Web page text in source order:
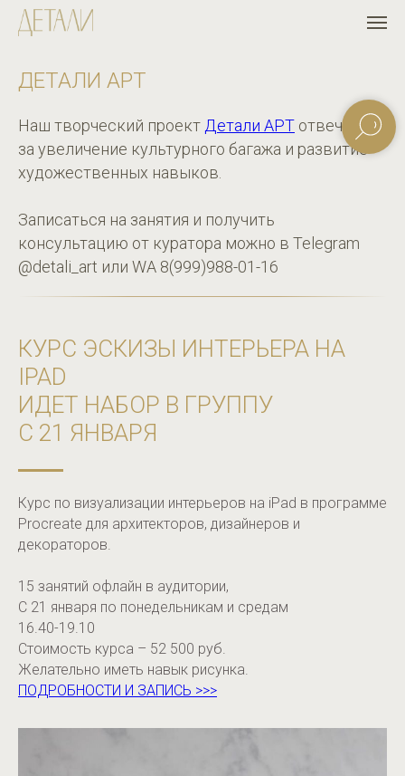
ДЕТАЛИ АРТ
Наш творческий проект Детали АРТ отвечает
за увеличение культурного багажа и развитие
художественных навыков.
Записаться на занятия и получить
консультацию от куратора можно в Telegram
@detali_art или WA 8(999)988-01-16
КУРС ЭСКИЗЫ ИНТЕРЬЕРА НА
IPAD
ИДЕТ НАБОР В ГРУППУ
С 21 ЯНВАРЯ
Курс по визуализации интерьеров на iPad в программе
Procreate для архитекторов, дизайнеров и
декораторов.
15 занятий офлайн в аудитории,
С 21 января по понедельникам и средам
16.40-19.10
Стоимость курса – 52 500 руб.
Желательно иметь навык рисунка.
ПОДРОБНОСТИ И ЗАПИСЬ >>>